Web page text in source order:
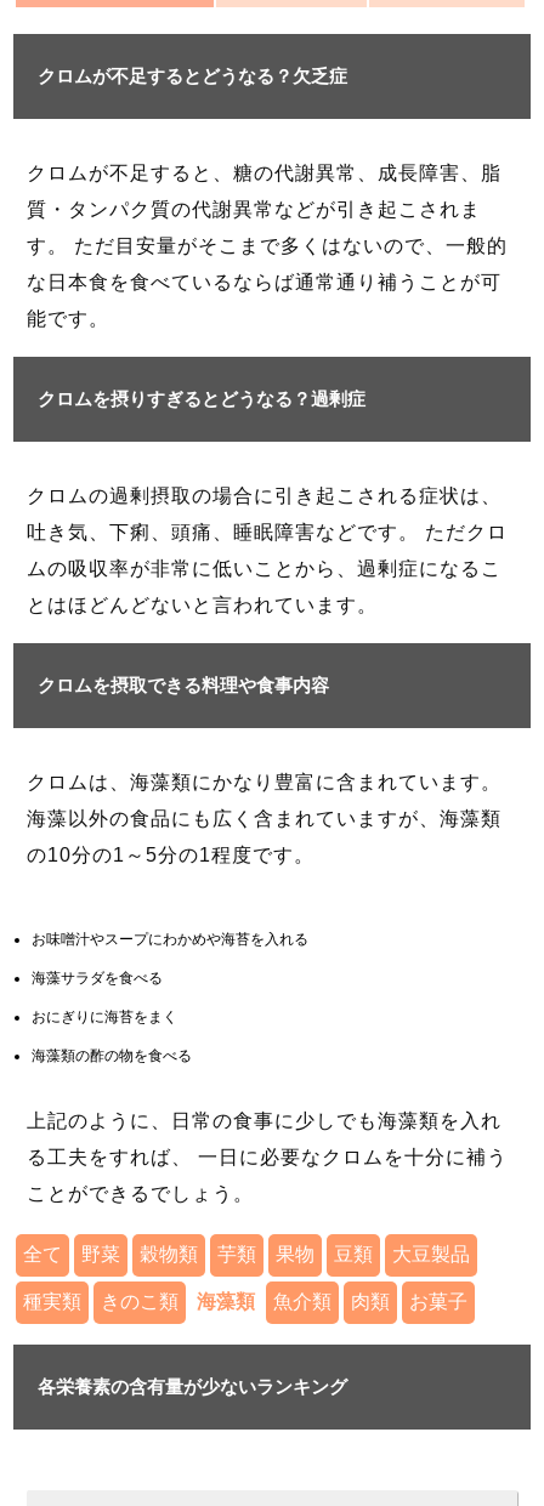
クロムが不足するとどうなる？欠乏症
クロムが不足すると、糖の代謝異常、成長障害、脂
質・タンパク質の代謝異常などが引き起こされま
す。 ただ目安量がそこまで多くはないので、一般的
な日本食を食べているならば通常通り補うことが可
能です。
クロムを摂りすぎるとどうなる？過剰症
クロムの過剰摂取の場合に引き起こされる症状は、
吐き気、下痢、頭痛、睡眠障害などです。 ただクロ
ムの吸収率が非常に低いことから、過剰症になるこ
とはほどんどないと言われています。
クロムを摂取できる料理や食事内容
クロムは、海藻類にかなり豊富に含まれています。
海藻以外の食品にも広く含まれていますが、海藻類
の10分の1～5分の1程度です。
お味噌汁やスープにわかめや海苔を入れる
海藻サラダを食べる
おにぎりに海苔をまく
海藻類の酢の物を食べる
上記のように、日常の食事に少しでも海藻類を入れ
る工夫をすれば、 一日に必要なクロムを十分に補う
ことができるでしょう。
全て 野菜 穀物類 芋類 果物 豆類 大豆製品
種実類 きのこ類 海藻類 魚介類 肉類 お菓子
各栄養素の含有量が少ないランキング